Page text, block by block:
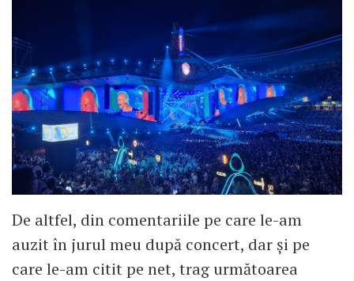
De altfel, din comentariile pe care le-am
auzit în jurul meu după concert, dar și pe
care le-am citit pe net, trag următoarea